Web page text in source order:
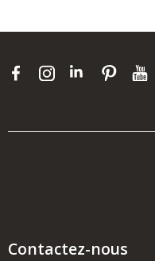
Contactez-nous